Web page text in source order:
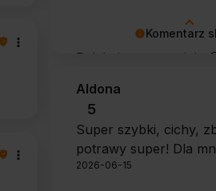
Komentarz
Dziękujemy za opinię
potwierdził swoją
Aldona
5
Super szybki, cichy,
potrawy super! Dla
2026-06-15